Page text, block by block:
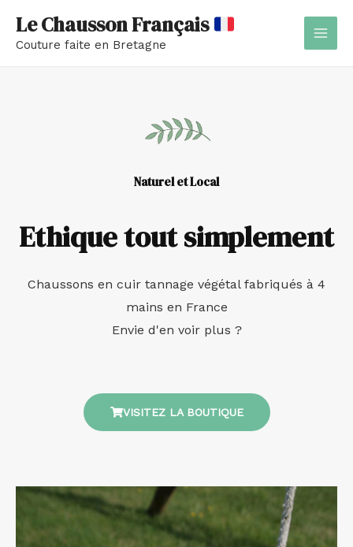
Le Chausson Français
Couture faite en Bretagne
Naturel et Local
Ethique tout simplement
Chaussons en cuir tannage végétal fabriqués à 4
mains en France
Envie d'en voir plus ?
VISITEZ LA BOUTIQUE